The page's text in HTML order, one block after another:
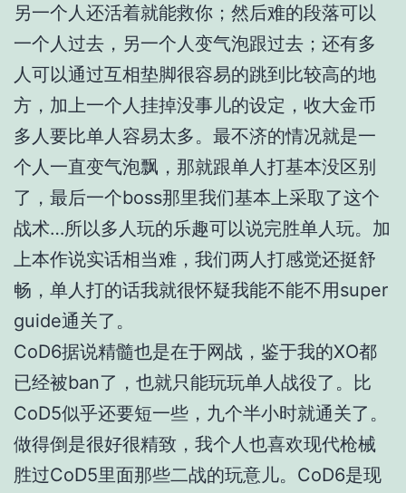
另一个人还活着就能救你；然后难的段落可以
一个人过去，另一个人变气泡跟过去；还有多
人可以通过互相垫脚很容易的跳到比较高的地
方，加上一个人挂掉没事儿的设定，收大金币
多人要比单人容易太多。最不济的情况就是一
个人一直变气泡飘，那就跟单人打基本没区别
了，最后一个boss那里我们基本上采取了这个
战术…所以多人玩的乐趣可以说完胜单人玩。加
上本作说实话相当难，我们两人打感觉还挺舒
畅，单人打的话我就很怀疑我能不能不用super
guide通关了。
CoD6据说精髓也是在于网战，鉴于我的XO都
已经被ban了，也就只能玩玩单人战役了。比
CoD5似乎还要短一些，九个半小时就通关了。
做得倒是很好很精致，我个人也喜欢现代枪械
胜过CoD5里面那些二战的玩意儿。CoD6是现